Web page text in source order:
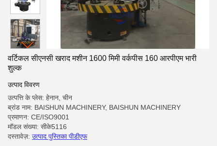
वर्टिकल सीएनसी खराद मशीन 1600 मिमी वर्कपीस 160 आरपीएम भारी
शुल्क
उत्पाद विवरण
उत्पत्ति के प्लेस: हेनान, चीन
ब्रांड नाम: BAISHUN MACHINERY, BAISHUN MACHINERY
प्रमाणन: CE/ISO9001
मॉडल संख्या: सीके5116
दस्तावेज़: उत्पाद पुस्तिका पीडीएफ